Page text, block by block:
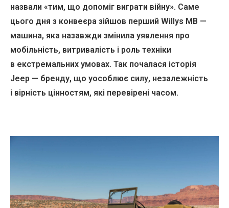
назвали «тим, що допоміг виграти війну». Саме
цього дня з конвеєра зійшов перший Willys MB —
машина, яка назавжди змінила уявлення про
мобільність, витривалість і роль техніки
в екстремальних умовах. Так почалася історія
Jeep — бренду, що уособлює силу, незалежність
і вірність цінностям, які перевірені часом.